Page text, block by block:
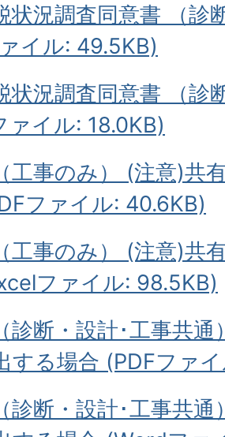
状況調査同意書 （診
イル: 49.5KB)
状況調査同意書 （診
ァイル: 18.0KB)
工事のみ） (注意)共
ファイル: 40.6KB)
工事のみ） (注意)共
ファイル: 98.5KB)
診断・設計･工事共
する場合 (PDFファ
診断・設計･工事共